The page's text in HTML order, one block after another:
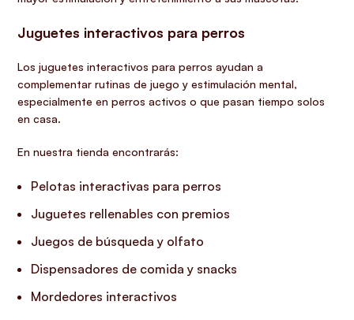
Juguetes interactivos para perros
Los juguetes interactivos para perros ayudan a
complementar rutinas de juego y estimulación mental,
especialmente en perros activos o que pasan tiempo solos
en casa.
En nuestra tienda encontrarás:
Pelotas interactivas para perros
Juguetes rellenables con premios
Juegos de búsqueda y olfato
Dispensadores de comida y snacks
Mordedores interactivos